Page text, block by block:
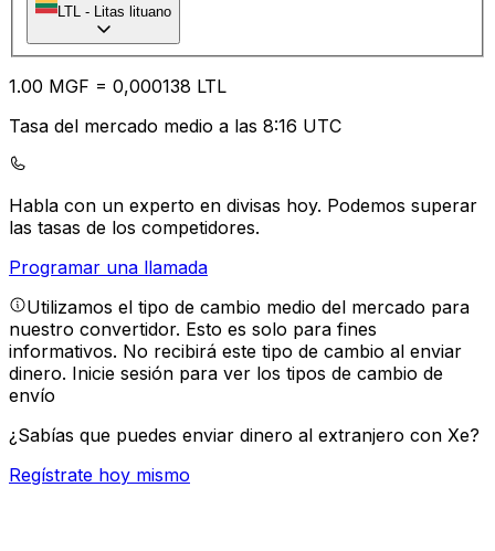
LTL - Litas lituano
1.00 MGF = 0,000138 LTL
Tasa del mercado medio a las 8:16 UTC
Habla con un experto en divisas hoy. Podemos superar
las tasas de los competidores.
Programar una llamada
Utilizamos el tipo de cambio medio del mercado para
nuestro convertidor. Esto es solo para fines
informativos. No recibirá este tipo de cambio al enviar
dinero. Inicie sesión para ver los tipos de cambio de
envío
¿Sabías que puedes enviar dinero al extranjero con Xe?
Regístrate hoy mismo